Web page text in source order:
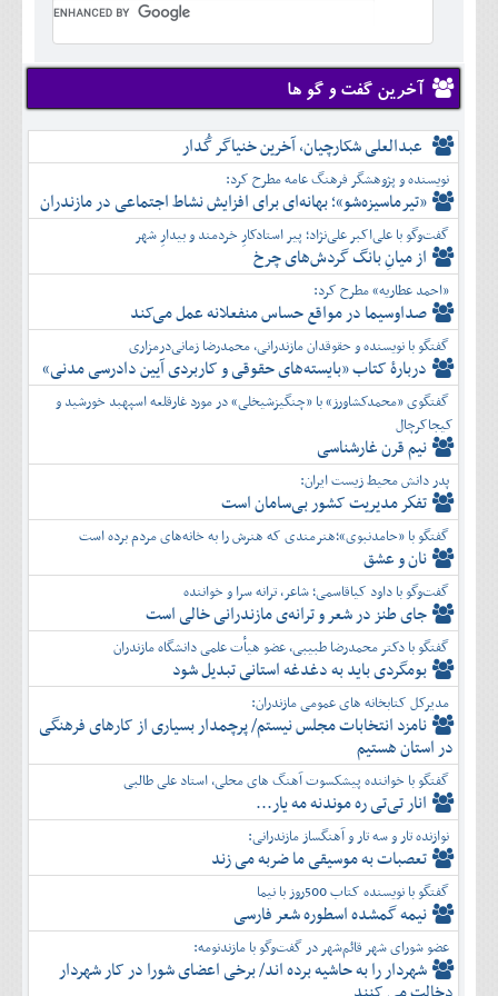
دی
بهمن
اسفند
آبان
آذر
دی
بهمن
اسفند
شهريور
مهر
آبان
آذر
دی
بهمن
اسفند
تير
مرداد
شهريور
مهر
آبان
آذر
دی
بهمن
اسفند
آخرین گفت و گو ها
عبدالعلی شکارچیان، آخرین خنیاگر گُدار
نویسنده و پژوهشگر فرهنگ عامه مطرح کرد:
«تیرماسیزه‌شو»؛ بهانه‌ای برای افزایش نشاط اجتماعی در مازندران
گفت‌وگو با علی‌اکبر علی‌نژاد؛ پیر استادکارِ خردمند و بیدارِ شهر
از میانِ بانگ گردش‌های چرخ
«احمد عطاریه» مطرح کرد:
صداوسیما در مواقع حساس منفعلانه عمل می‌کند
گفتگو با نویسنده و حقوقدان مازندرانی، محمدرضا زمانی‌درمزاری
دربارۀ کتاب ”بایسته‌های حقوقی و کاربردی آیین دادرسی مدنی»
گفتگوی «محمدکشاورز» با «چنگیزشیخلی» در مورد غارقلعه اسپهبد خورشید و
کیجاکرچال
نیم قرن غارشناسی
پدر دانش محیط زیست ایران:
تفكر مديريت کشور بی‌سامان است
گفتگو با «حامدنبوی»؛هنرمندی که هنرش را به خانه‌های مردم برده است
نان و عشق
گفت‌وگو با داود کیاقاسمی؛ شاعر، ترانه سرا و خواننده
جای طنز در شعر و ترانه‌ی مازندرانی خالی است
گفتگو با دکتر محمدرضا طبیبی، عضو هیأت علمی دانشگاه مازندران
بومگردی باید به دغدغه استانی تبدیل شود
مدیرکل کتابخانه های عمومی مازندران:
نامزد انتخابات مجلس نیستم/ پرچمدار بسیاری از کارهای فرهنگی
در استان هستیم
گفتگو با خواننده پیشکسوت آهنگ های محلی، استاد علی طالبی
انار تی‌تی ره موندنه مه یار...
نوازنده تار و سه تار و آهنگساز مازندرانی:
تعصبات به موسیقی ما ضربه می زند
گفتگو با نویسنده کتاب 500روز با نیما
نیمه گمشده اسطوره شعر فارسی
عضو شورای شهر قائم‌شهر در گفت‌و‌گو با مازندنومه:
شهردار را به حاشیه برده اند/ برخی اعضای شورا در کار شهردار